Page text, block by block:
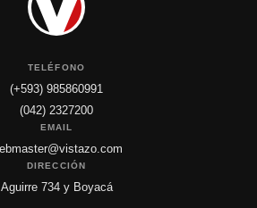
TELÉFONO
(+593) 985860991
(042) 2327200
EMAIL
DIRECCIÓN
Aguirre 734 y Boyacá